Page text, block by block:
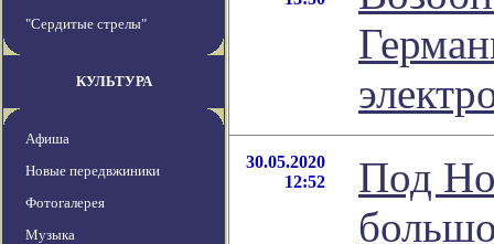
"Сердитые стрелы"
КУЛЬТУРА
Афиша
Новые передвжиники
Фотогалерея
Музыка
30.05.2020
12:52
Под